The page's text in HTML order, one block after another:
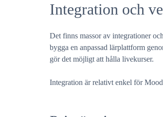
Integration och
Det finns massor av integrationer
bygga en anpassad lärplattform
gör det möjligt att hålla livekurser.
Integration är relativt enkel för